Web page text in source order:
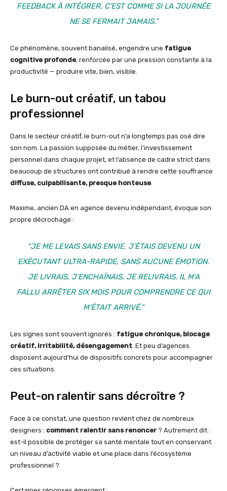
FEEDBACK À INTÉGRER. C’EST COMME SI LA JOURNÉE
NE SE FERMAIT JAMAIS.”
Ce phénomène, souvent banalisé, engendre une fatigue
cognitive profonde, renforcée par une pression constante à la
productivité — produire vite, bien, visible.
Le burn-out créatif, un tabou
professionnel
Dans le secteur créatif, le burn-out n’a longtemps pas osé dire
son nom. La passion supposée du métier, l’investissement
personnel dans chaque projet, et l’absence de cadre strict dans
beaucoup de structures ont contribué à rendre cette souffrance
diffuse, culpabilisante, presque honteuse
Maxime, ancien DA en agence devenu indépendant, évoque son
propre décrochage :
“JE ME LEVAIS SANS ENVIE. J’ÉTAIS DEVENU UN
EXÉCUTANT ULTRA-RAPIDE, SANS AUCUNE ÉMOTION.
JE LIVRAIS, J’ENCHAÎNAIS, JE RELIVRAIS. IL M’A
FALLU ARRÊTER SIX MOIS POUR COMPRENDRE CE QUI
M’ÉTAIT ARRIVÉ.”
Les signes sont souvent ignorés : fatigue chronique, blocage
créatif, irritabilité, désengagement . Et peu d’agences
disposent aujourd’hui de dispositifs concrets pour accompagner
ces situations.
Peut-on ralentir sans décroître ?
Face à ce constat, une question revient chez de nombreux
designers : comment ralentir sans renoncer ? Autrement dit :
est-il possible de protéger sa santé mentale tout en conservant
un niveau d’activité viable et une place dans l’écosystème
professionnel ?